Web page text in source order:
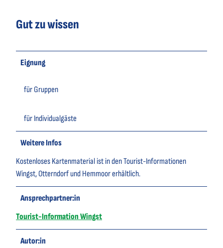
Gut zu wissen
Eignung
für Gruppen
für Individualgäste
Weitere Infos
Kostenloses Kartenmaterial ist in den Tourist-Informationen
Wingst, Otterndorf und Hemmoor erhältlich.
Ansprechpartner:in
Tourist-Information Wingst
Autor:in